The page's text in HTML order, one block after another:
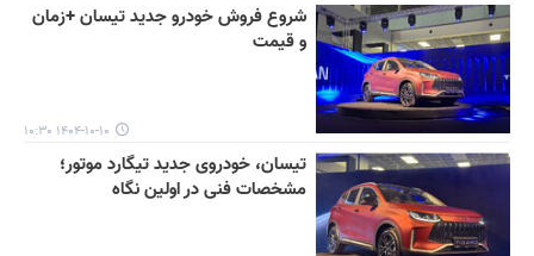
شروع فروش خودرو جدید تیسان +زمان
و قیمت
۱۴۰۴-۱۰-۱۰ ۱۰:۳۰
تیسان، خودروی جدید تیگارد موتور؛
مشخصات فنی در اولین نگاه